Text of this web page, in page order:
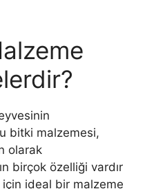
bitki malzemesi,
olarak
birçok özelliği vardır
ideal bir malzeme